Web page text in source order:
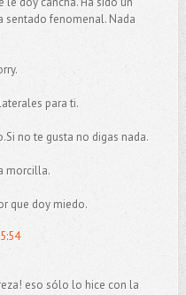
sentado fenomenal. Nada
para ti.
no te gusta no digas nada.
morcilla.
que doy miedo.
eso sólo lo hice con la